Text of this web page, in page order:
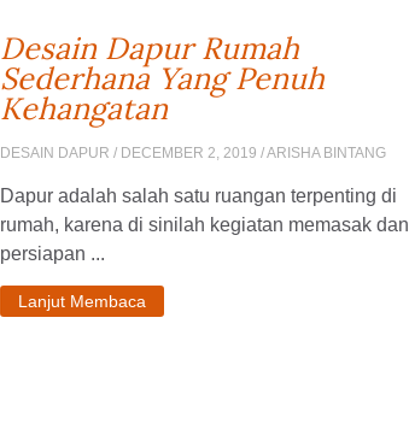
Desain Dapur Rumah
Sederhana Yang Penuh
Kehangatan
DESAIN DAPUR / DECEMBER 2, 2019 / ARISHA BINTANG
Dapur adalah salah satu ruangan terpenting di
rumah, karena di sinilah kegiatan memasak dan
persiapan ...
Lanjut Membaca